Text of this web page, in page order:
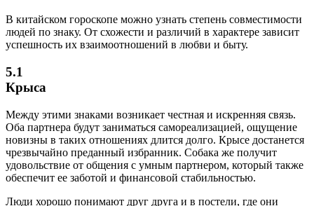
В китайском гороскопе можно узнать степень совместимости
людей по знаку. От схожести и различий в характере зависит
успешность их взаимоотношений в любви и быту.
5.1
Крыса
Между этими знаками возникает честная и искренняя связь.
Оба партнера будут заниматься самореализацией, ощущение
новизны в таких отношениях длится долго. Крысе достанется
чрезвычайно преданный избранник. Собака же получит
удовольствие от общения с умным партнером, который также
обеспечит ее заботой и финансовой стабильностью.
Люди хорошо понимают друг друга и в постели, где они